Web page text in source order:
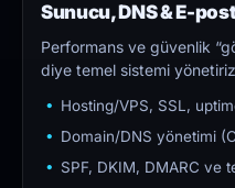
Sunucu, DNS & E-
Performans ve güvenlik
diye temel sistemi
Hosting/VPS, SSL,
Domain/DNS yönetimi
SPF, DKIM, DMARC ve